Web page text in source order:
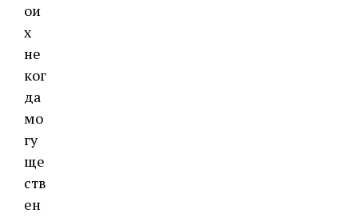
ои
х
не
ког
да
мо
гу
ще
ств
ен